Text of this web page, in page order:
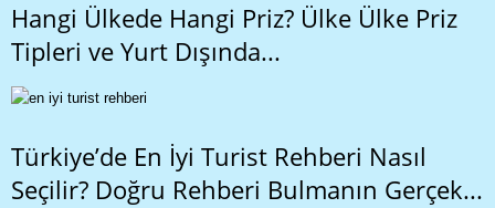
Hangi Ülkede Hangi Priz? Ülke Ülke Priz
Tipleri ve Yurt Dışında...
Türkiye’de En İyi Turist Rehberi Nasıl
Seçilir? Doğru Rehberi Bulmanın Gerçek...